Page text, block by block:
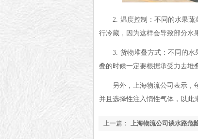
2. 温度控制：不同的水果蔬
行冷藏，因为这样会导致部分水
3. 货物堆叠方式：不同的水
叠的时候一定要根据承受力去堆
另外， 上海物流公司表示，
并且选择性注入惰性气体，以此
上一篇： 上海物流公司谈水路危